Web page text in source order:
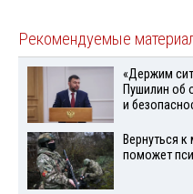
Рекомендуемые
«Держим
Пушилин об
и
Вернуться
поможет